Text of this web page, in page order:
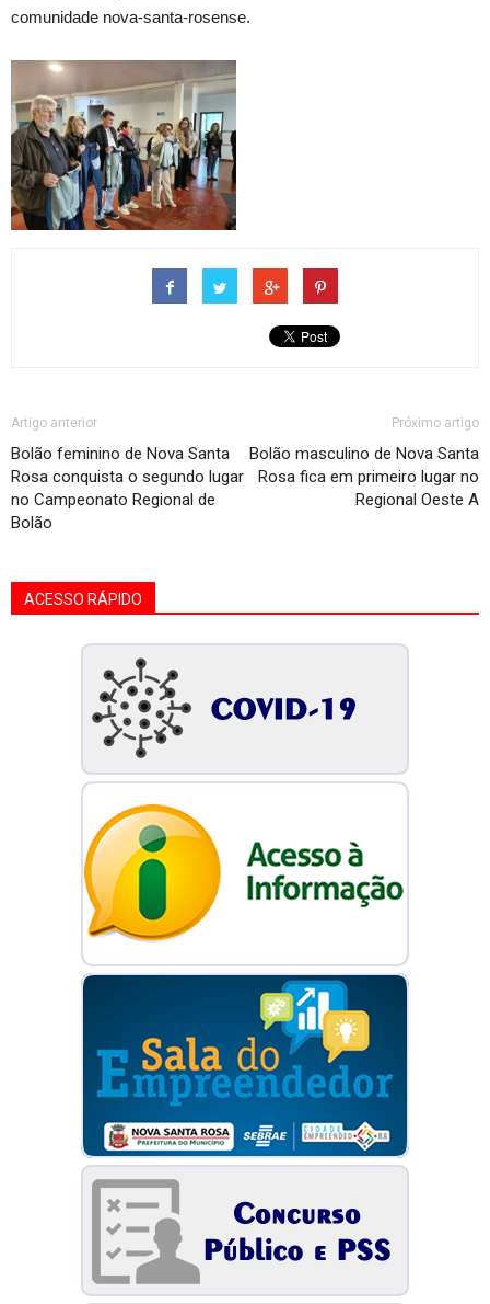
comunidade nova-santa-rosense.
Artigo anterior
Bolão feminino de Nova Santa
Rosa conquista o segundo lugar
no Campeonato Regional de
Bolão
Próximo artigo
Bolão masculino de Nova Santa
Rosa fica em primeiro lugar no
Regional Oeste A
ACESSO RÁPIDO